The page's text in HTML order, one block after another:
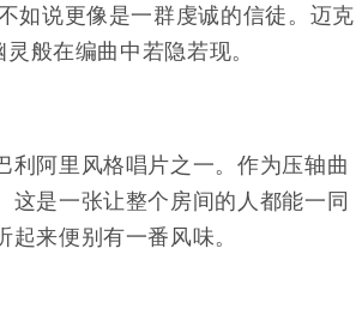
如说更像是一群虔诚的信徒。迈克
般在编曲中若隐若现。
阿里风格唱片之一。作为压轴曲
这是一张让整个房间的人都能一同
来便别有一番风味。